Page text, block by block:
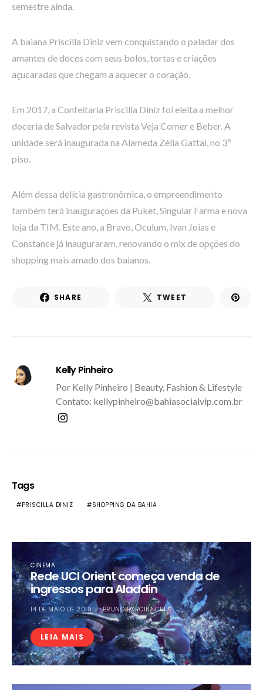
semestre ainda.
A baiana Priscilla Diniz vem conquistando o paladar dos
amantes de doces com seus bolos, tortas e criações
açucaradas que chegam a aquecer o coração.
Em 2017, a Confeitaria Priscilla Diniz foi eleita a melhor
doceria de Salvador pela revista Veja Comer e Beber. A
unidade será inaugurada na Alameda Zélia Gattai, no 3º
piso.
Além dessa delícia gastronômica, o empreendimento
também terá inaugurações da Puket, Singular Farma e nova
loja da TIM. Este ano, a Bravo, Oculum, Ivan Joias e
Constance já inauguraram, renovando o mix de opções do
shopping mais amado dos baianos.
SHARE TWEET
Kelly Pinheiro
Por Kelly Pinheiro | Beauty, Fashion & Lifestyle
Contato: kellypinheiro@bahiasocialvip.com.br
Tags
PRISCILLA DINIZ SHOPPING DA BAHIA
CINEMA
Rede UCI Orient começa venda de
ingressos para Aladdin
14 DE MAIO DE 2019 BRUNO PORCIUNCULA
LEIA MAIS